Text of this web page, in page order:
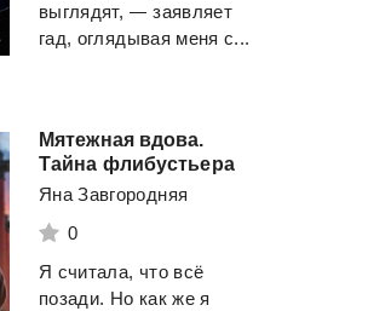
выглядят, — заявляет
гад, оглядывая меня с...
Мятежная вдова.
Тайна флибустьера
Яна Завгородняя
0
Я считала, что всё
позади. Но как же я